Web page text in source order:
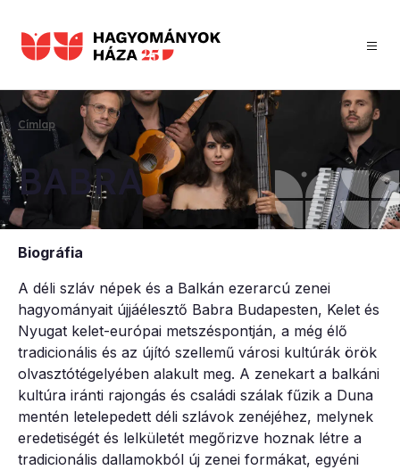
tartalomra
Morzsa
Címlap
BAB­RA
Biográfia
A déli szláv népek és a Balkán ezerarcú zenei
hagyományait újjáélesztő Babra Budapesten, Kelet és
Nyugat kelet-európai metszéspontján, a még élő
tradicionális és az újító szellemű városi kultúrák örök
olvasztótégelyében alakult meg. A zenekart a balkáni
kultúra iránti rajongás és családi szálak fűzik a Duna
mentén letelepedett déli szlávok zenéjéhez, melynek
eredetiségét és lelkületét megőrizve hoznak létre a
tradicionális dallamokból új zenei formákat, egyéni